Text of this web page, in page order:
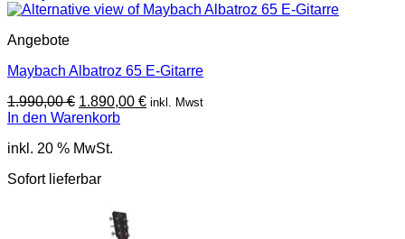
Angebote
Maybach Albatroz 65 E-Gitarre
1.990,00€ Ursprünglicher
Preis
1.990,00 €
1.890,00 €Aktueller
inkl. Mwst
In den Warenkorb
inkl. 20 % MwSt.
Sofort lieferbar